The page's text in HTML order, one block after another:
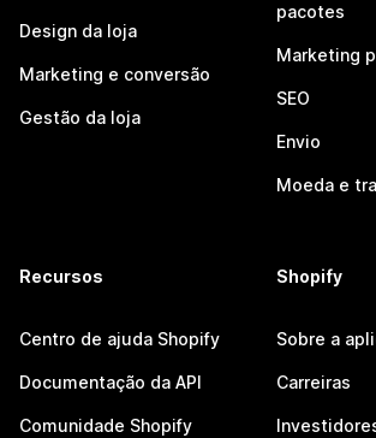
Design da loja
Marketing e conversão
Gestão da loja
pacotes
Marketing
SEO
Envio
Moeda e
Recursos
Centro de ajuda Shopify
Documentação da API
Comunidade Shopify
Shopify
Sobre a
Carreiras